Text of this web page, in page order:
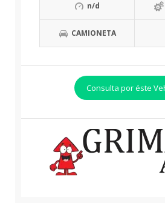
n/d
CAMIONETA
Consulta por éste